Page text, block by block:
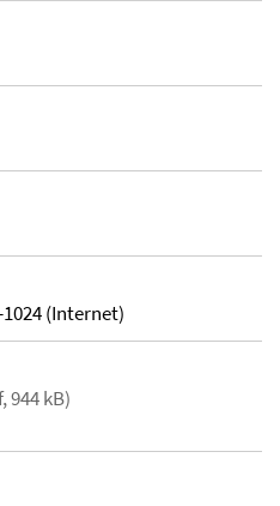
1024 (Internet)
944 kB)